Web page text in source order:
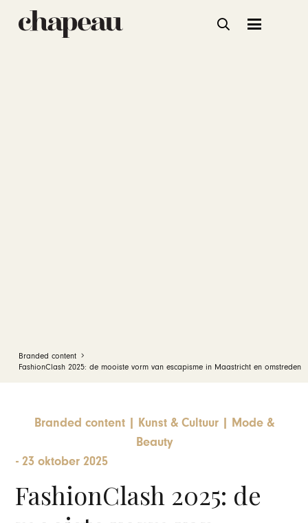
Branded content
FashionClash 2025: de mooiste vorm van escapisme in Maastricht en omstreden
Branded content | Kunst & Cultuur | Mode &
Beauty
-23 oktober 2025
FashionClash 2025: de